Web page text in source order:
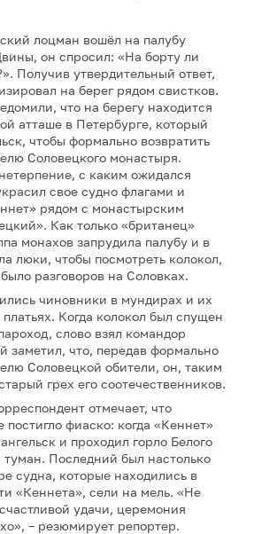
лоцман вошёл на палубу
он спросил: «На борту ли
Получив утвердительный ответ,
на берег рядом свистков.
что на берегу находится
атташе в Петербурге, который
чтобы формально возвратить
Соловецкого монастыря.
с каким ожидался
свое судно флагами и
рядом с монастырским
Как только «британец»
монахов запрудила палубу и в
люки, чтобы посмотреть колокол,
разговоров на Соловках.
чиновники в мундирах и их
Когда колокол был спущен
слово взял командор
заметил, что, передав формально
Соловецкой обители, он, таким
грех его соотечественников.
отмечает, что
фиаско: когда «Кеннет»
и проходил горло Белого
туман. Последний был настолько
судна, которые находились в
«Кеннета», сели на мель. «Не
удачи, церемония
– резюмирует репортер.